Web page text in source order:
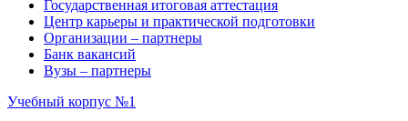
Государственная итоговая аттестация
Центр карьеры и практической подготовки
Организации – партнеры
Банк вакансий
Вузы – партнеры
Учебный корпус №1